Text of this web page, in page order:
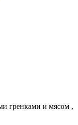
гренками и мясом ,